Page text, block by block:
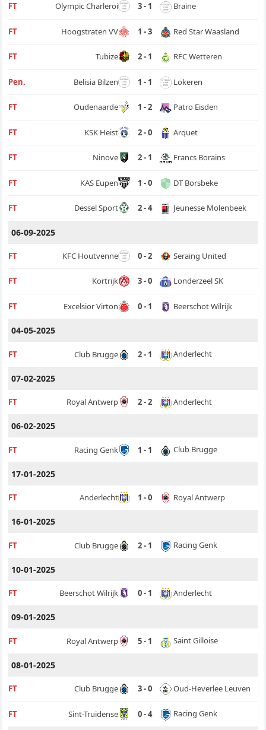
FT Olympic Charleroi 3 - 1 Braine
FT Hoogstraten VV 1 - 3 Red Star Waasland
FT Tubize 2 - 1 RFC Wetteren
Pen. Belisia Bilzen 1 - 1 Lokeren
FT Oudenaarde 1 - 2 Patro Eisden
FT KSK Heist 2 - 0 Arquet
FT Ninove 2 - 1 Francs Borains
FT KAS Eupen 1 - 0 DT Borsbeke
FT Dessel Sport 2 - 4 Jeunesse Molenbeek
06-09-2025
FT KFC Houtvenne 0 - 2 Seraing United
FT Kortrijk 3 - 0 Londerzeel SK
FT Excelsior Virton 0 - 1 Beerschot Wilrijk
04-05-2025
FT Club Brugge 2 - 1 Anderlecht
07-02-2025
FT Royal Antwerp 2 - 2 Anderlecht
06-02-2025
FT Racing Genk 1 - 1 Club Brugge
17-01-2025
FT Anderlecht 1 - 0 Royal Antwerp
16-01-2025
FT Club Brugge 2 - 1 Racing Genk
10-01-2025
FT Beerschot Wilrijk 0 - 1 Anderlecht
09-01-2025
FT Royal Antwerp 5 - 1 Saint Gilloise
08-01-2025
FT Club Brugge 3 - 0 Oud-Heverlee Leuven
FT Sint-Truidense 0 - 4 Racing Genk